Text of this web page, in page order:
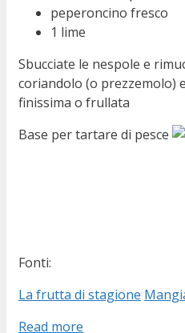
peperoncino fresco
1 lime
Sbucciate le nespole e
coriandolo (o prezzemolo)
finissima o frullata
Base per tartare di pesce
Fonti:
La frutta di stagione
Read more